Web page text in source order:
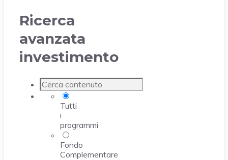
Ricerca
avanzata
investimento
Tutti
i
programmi
Fondo
Complementare